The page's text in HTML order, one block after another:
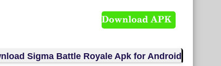
Sigma Battle Royale Apk for Android